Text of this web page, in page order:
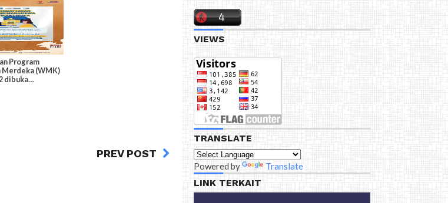
Program
Merdeka (WMK)
dibuka
PREV POST
VIEWS
TRANSLATE
Powered by Translate
LINK TERKAIT